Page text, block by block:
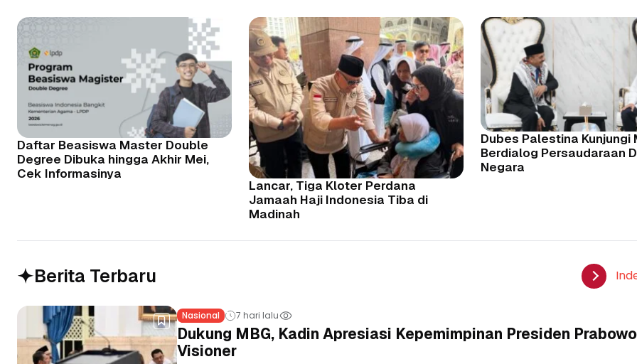
Daftar Beasiswa Master Double
Degree Dibuka hingga Akhir Mei,
Cek Informasinya
Lancar, Tiga Kloter Perdana
Jamaah Haji Indonesia Tiba di
Madinah
Dubes Palestina Kunjungi
Berdialog Persaudaraan
Negara
Berita Terbaru
Nasional 7 hari lalu
Dukung MBG, Kadin Apresiasi Kepemimpinan Presiden
Visioner